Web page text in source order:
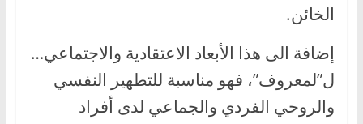
الخائن.
إضافة الى هذا الأبعاد الاعتقادية والاجتماعي…
ل”لمعروف”، فهو مناسبة للتطهير النفسي
والروحي الفردي والجماعي لدى أفراد